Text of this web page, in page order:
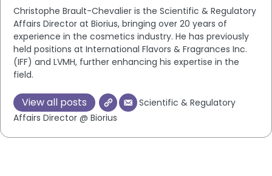
Christophe Brault-Chevalier is the Scientific & Regulatory
Affairs Director at Biorius, bringing over 20 years of
experience in the cosmetics industry. He has previously
held positions at International Flavors & Fragrances Inc.
(IFF) and LVMH, further enhancing his expertise in the
field.
View all posts
Scientific & Regulatory
Affairs Director @ Biorius